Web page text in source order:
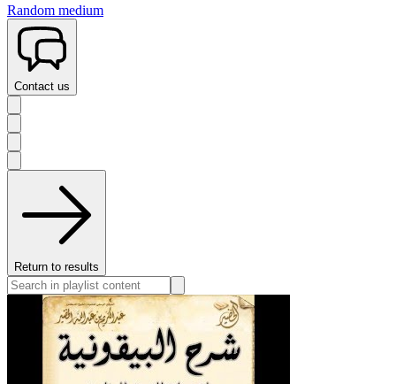
Random medium
Contact us
Return to results